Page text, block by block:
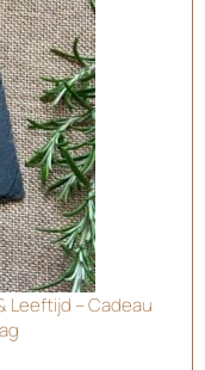
Leeftijd – Cadeau